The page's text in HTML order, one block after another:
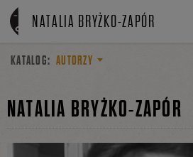
Linki do przejścia
NATALIA BRYŻKO-ZAPÓR
KATALOG: AUTORZY
NATALIA BRYŻKO-ZAPÓR